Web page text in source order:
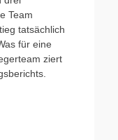
Team
tatsächlich
für eine
ziert